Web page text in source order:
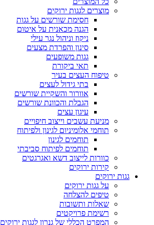
מוצרים לגגות ירוקים
חסימת שורשים על גגות
הגנה מכאנית על איטום
ניקוז וניהול נגר עילי
סינון והפרדת מצעים
גגות משופעים
תאי ביקורת
טיפוח העצים בעיר
בתי גידול לעצים
אוורור והשקיית שורשים
הגבלת והכוונת שורשים
עיגון עצים
מניעת עשבים וייצוב חיפויים
תוחמי אלומיניום לגינון ולפיתוח
תוחמים לגינון
תוחמים לפיתוח סביבתי
כוורות לייצוב דשא ואגרגטים
קירות ירוקים
גגות ירוקים
על גגות ירוקים
טיפים להצלחה
שאלות ותשובות
רשימת פרויקטים
המפרט הכללי של גנרון לגגות ירוקים